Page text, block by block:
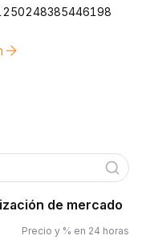
de mercado
Precio y % en 24 horas